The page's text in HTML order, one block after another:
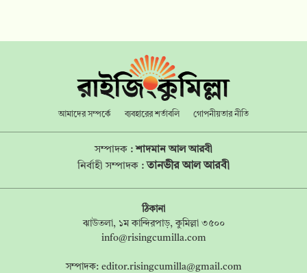
আমাদের সম্পর্কে ব্যবহারের শর্তাবলি গোপনীয়তার নীতি
সম্পাদক :শাদমান আল আরবী
নির্বাহী সম্পাদক : তানভীর আল আরবী
ঠিকানা
ঝাউতলা, ১ম কান্দিরপাড়, কুমিল্লা ৩৫০০
info@risingcumilla.com
সম্পাদক: editor.risingcumilla@gmail.com